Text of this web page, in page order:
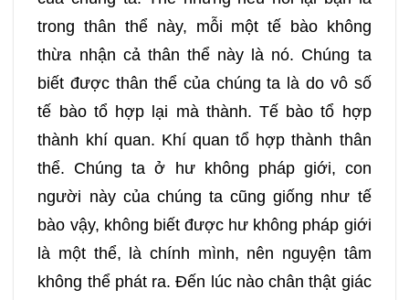
trong thân thể này, mỗi một tế bào không
thừa nhận cả thân thể này là nó. Chúng ta
biết được thân thể của chúng ta là do vô số
tế bào tổ hợp lại mà thành. Tế bào tổ hợp
thành khí quan. Khí quan tổ hợp thành thân
thể. Chúng ta ở hư không pháp giới, con
người này của chúng ta cũng giống như tế
bào vậy, không biết được hư không pháp giới
là một thể, là chính mình, nên nguyện tâm
không thể phát ra. Đến lúc nào chân thật giác